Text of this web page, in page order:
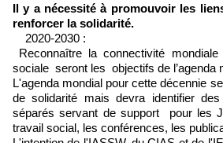
Il y a nécessité à promouvoir les
renforcer la solidarité.
2020-2030 :
Reconnaître la connectivité
sociale seront les objectifs de l’agenda
L'agenda mondial pour cette décennie
de solidarité mais devra identifier
séparés servant de support pour les
travail social, les conférences, les